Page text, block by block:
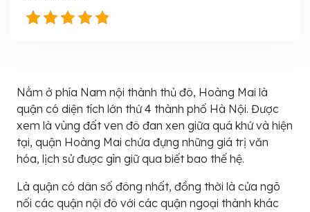
Nằm ở phía Nam nội thành thủ đô, Hoàng Mai là
quận có diện tích lớn thứ 4 thành phố Hà Nội. Được
xem là vùng đất ven đô đan xen giữa quá khứ và hiện
tại, quận Hoàng Mai chứa đựng những giá trị văn
hóa, lịch sử được gìn giữ qua biết bao thế hệ.
Là quận có dân số đông nhất, đồng thời là cửa ngõ
nối các quận nội đô với các quận ngoại thành khác